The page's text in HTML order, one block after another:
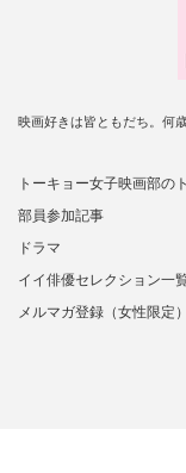
映画好きは皆ともだち。何
トーキョー女子映画部の
部員参加記事
ドラマ
イイ俳優セレクション一
メルマガ登録（女性限定）